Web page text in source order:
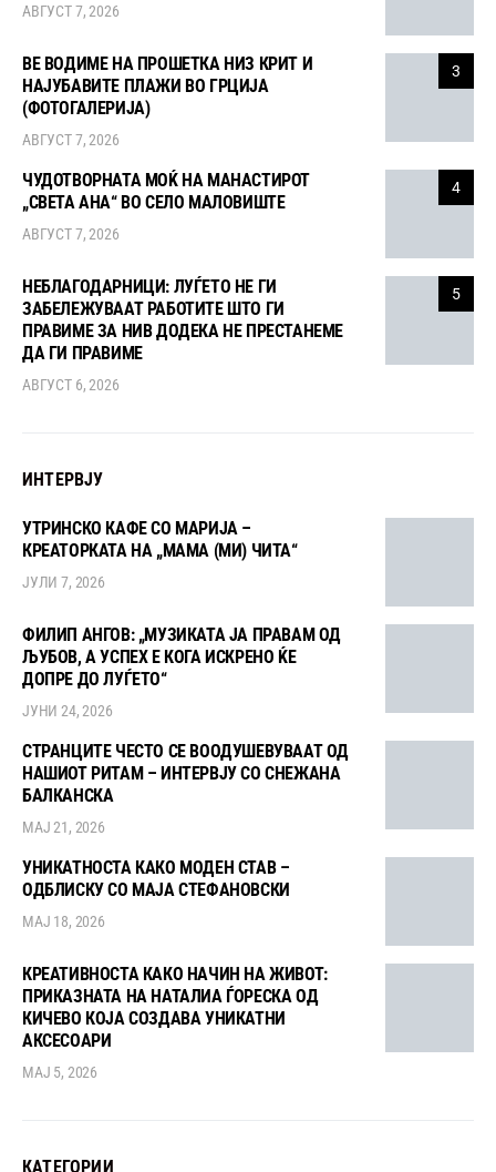
АВГУСТ 7, 2026
3
ВЕ ВОДИМЕ НА ПРОШЕТКА НИЗ КРИТ И
НАЈУБАВИТЕ ПЛАЖИ ВО ГРЦИЈА
(ФОТОГАЛЕРИЈА)
АВГУСТ 7, 2026
4
ЧУДОТВОРНАТА МОЌ НА МАНАСТИРОТ
„СВЕТА АНА“ ВО СЕЛО МАЛОВИШТЕ
АВГУСТ 7, 2026
5
НЕБЛАГОДАРНИЦИ: ЛУЃЕТО НЕ ГИ
ЗАБЕЛЕЖУВААТ РАБОТИТЕ ШТО ГИ
ПРАВИМЕ ЗА НИВ ДОДЕКА НЕ ПРЕСТАНЕМЕ
ДА ГИ ПРАВИМЕ
АВГУСТ 6, 2026
ИНТЕРВЈУ
УТРИНСКО КАФЕ СО МАРИЈА –
КРЕАТОРКАТА НА „МАМА (МИ) ЧИТА“
ЈУЛИ 7, 2026
ФИЛИП АНГОВ: „МУЗИКАТА ЈА ПРАВАМ ОД
ЉУБОВ, А УСПЕХ Е КОГА ИСКРЕНО ЌЕ
ДОПРЕ ДО ЛУЃЕТО“
ЈУНИ 24, 2026
СТРАНЦИТЕ ЧЕСТО СЕ ВООДУШЕВУВААТ ОД
НАШИОТ РИТАМ – ИНТЕРВЈУ СО СНЕЖАНА
БАЛКАНСКА
МАЈ 21, 2026
УНИКАТНОСТА КАКО МОДЕН СТАВ –
ОДБЛИСКУ СО МАЈА СТЕФАНОВСКИ
МАЈ 18, 2026
КРЕАТИВНОСТА КАКО НАЧИН НА ЖИВОТ:
ПРИКАЗНАТА НА НАТАЛИА ЃОРЕСКА ОД
КИЧЕВО КОЈА СОЗДАВА УНИКАТНИ
АКСЕСОАРИ
МАЈ 5, 2026
КАТЕГОРИИ